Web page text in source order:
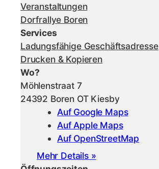
Veranstaltungen
Dorfrallye Boren
Services
Ladungsfähige Geschäftsadresse
Drucken & Kopieren
Wo?
Möhlenstraat 7
24392 Boren OT Kiesby
Auf Google Maps
Auf Apple Maps
Auf OpenStreetMap
Mehr Details »